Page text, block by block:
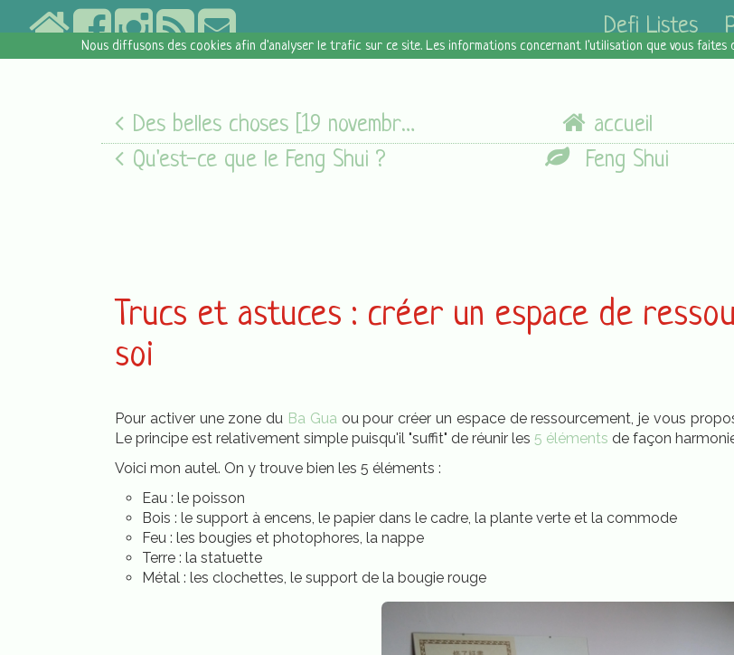
Nous diffusons des cookies afin d'analyser le trafic sur ce site. Les informations concernant l'utilisation que vous
Defi Listes
Des belles choses [19 novembre 2017] accueil
Qu'est-ce que le Feng Shui ?
Feng Shui
Trucs et astuces : créer un espace de
soi
Pour activer une zone du Ba Guaou pour créer un espace de ressourcement, je vous
Le principe est relativement simple puisqu'il "suffit" de réunir les 5 éléments de façon
Voici mon autel. On y trouve bien les 5 éléments :
Eau : le poisson
Bois : le support à encens, le papier dans le cadre, la plante verte et la commode
Feu : les bougies et photophores, la nappe
Terre : la statuette
Métal : les clochettes, le support de la bougie rouge